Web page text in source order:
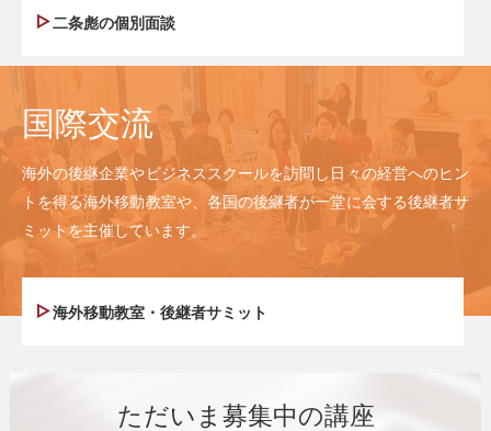
二条彪の個別面談
国際交流
海外の後継企業やビジネススクールを訪問し日々の経営へのヒン
トを得る海外移動教室や、各国の後継者が一堂に会する後継者サ
ミットを主催しています。
海外移動教室・後継者サミット
ただいま募集中の講座